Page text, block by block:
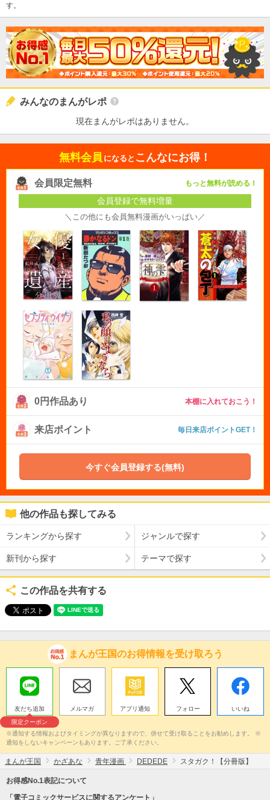
す。
みんなのまんがレポ
現在まんがレポはありません。
無料会員 になると こんなにお得！
会員限定無料 もっと無料が読める！
会員登録で無料増量
＼この他にも会員無料漫画がいっぱい／
0円作品あり 本棚に入れておこう！
来店ポイント 毎日来店ポイントGET！
今すぐ会員登録する(無料)
他の作品も探してみる
ランキングから探す ジャンルで探す
新刊から探す テーマで探す
この作品を共有する
まんが王国のお得情報を受け取ろう
友だち追加
限定クーポン
メルマガ アプリ通知 フォロー いいね
※通知する情報およびタイミングが異なりますので、併せて受け取ることをお勧めします。 ※
通知をしないキャンペーンもあります。ご了承ください。
まんが王国 かざあな 青年漫画 DEDEDE スタガク！【分冊版】
お得感No.1表記について
「電子コミックサービスに関するアンケート」